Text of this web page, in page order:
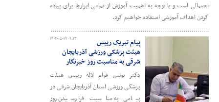
احتمالی است و با توجه به اهمیت آموزش از تمامی ابزارها برای پیاده
کردن اهداف آموزشی استفاده خواهیم کرد.
۱۴۰۲-۰۵-۱۷ ۰۹:۱۳
پیام تبریک رییس
هیئت پزشکی ورزشی آذربایجان
شرقی به مناسبت روز خبرنگار
دکتر یونس قوام لاله رییس هیئت
پزشکی ورزشی استان آذربایجان شرقی در
پیامی به مناسبت فرا رسیدن روز